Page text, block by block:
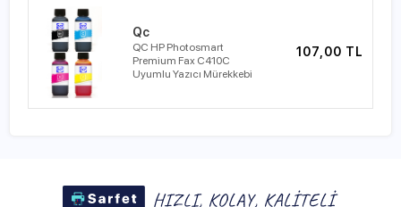
Qc
QC HP Photosmart
Premium Fax C410C
Uyumlu Yazıcı Mürekkebi
107,00 TL